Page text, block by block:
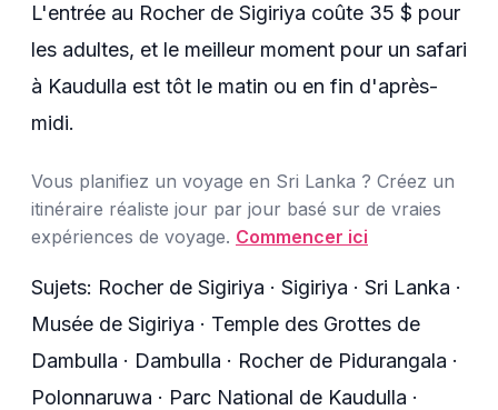
L'entrée au Rocher de Sigiriya coûte 35 $ pour
les adultes, et le meilleur moment pour un safari
à Kaudulla est tôt le matin ou en fin d'après-
midi.
Vous planifiez un voyage en Sri Lanka ? Créez un
itinéraire réaliste jour par jour basé sur de vraies
expériences de voyage. Commencer ici
Sujets: Rocher de Sigiriya · Sigiriya · Sri Lanka ·
Musée de Sigiriya · Temple des Grottes de
Dambulla · Dambulla · Rocher de Pidurangala ·
Polonnaruwa · Parc National de Kaudulla ·